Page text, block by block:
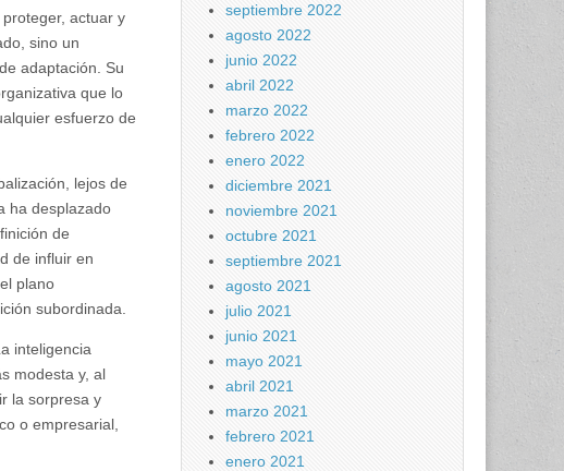
actuar y
sino un
adaptación. Su
que lo
esfuerzo de
lejos de
ha desplazado
de
de influir en
plano
subordinada.
inteligencia
modesta y, al
la sorpresa y
o empresarial,
septiembre 2022
agosto 2022
junio 2022
abril 2022
marzo 2022
febrero 2022
enero 2022
diciembre 2021
noviembre 2021
octubre 2021
septiembre 2021
agosto 2021
julio 2021
junio 2021
mayo 2021
abril 2021
marzo 2021
febrero 2021
enero 2021